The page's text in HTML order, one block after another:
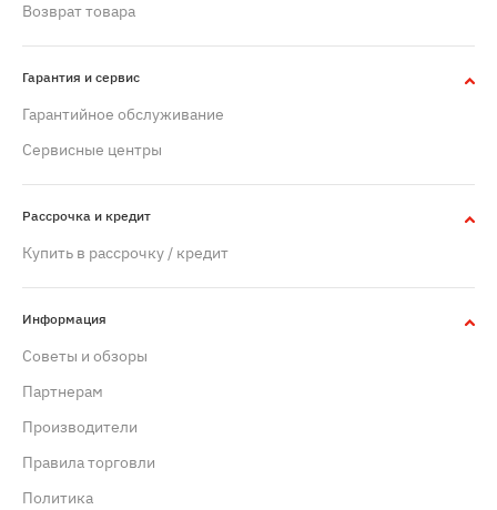
Возврат товара
Гарантия и сервис
Гарантийное обслуживание
Сервисные центры
Рассрочка и кредит
Купить в рассрочку / кредит
Информация
Советы и обзоры
Партнерам
Производители
Правила торговли
Политика